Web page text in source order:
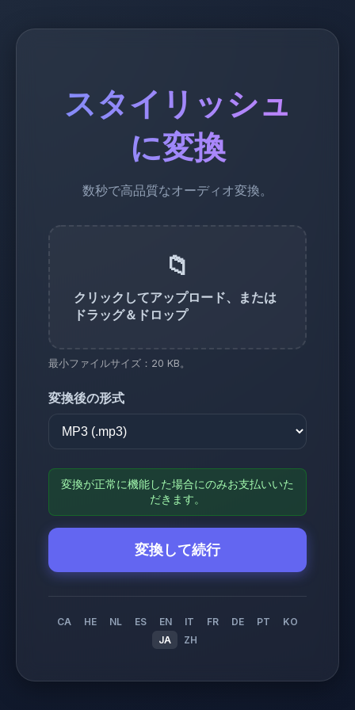
スタイリッシュ
に変換
数秒で高品質なオーディオ変換。
📁
クリックしてアップロード、または
ドラッグ＆ドロップ
最小ファイルサイズ：20 KB。
変換後の形式
変換が正常に機能した場合にのみお支払いいた
だきます。
変換して続行
CA HE NL ES EN IT FR DE PT
KO
JA
ZH